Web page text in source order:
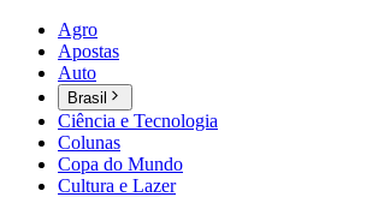
Agro
Apostas
Auto
Brasil
Ciência e Tecnologia
Colunas
Copa do Mundo
Cultura e Lazer